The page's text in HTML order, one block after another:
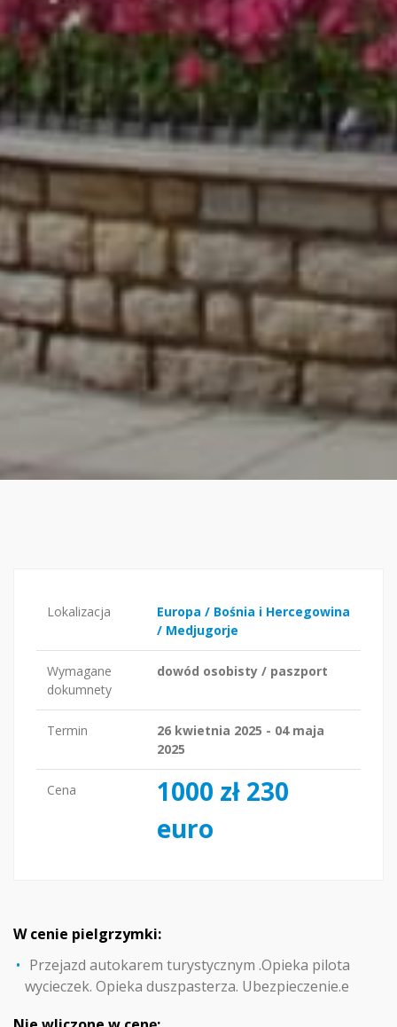
Lokalizacja
Europa / Bośnia i Hercegowina
/ Medjugorje
Wymagane
dokumnety
dowód osobisty / paszport
Termin
26 kwietnia 2025 - 04 maja
2025
Cena
1000 zł 230
euro
W cenie pielgrzymki:
Przejazd autokarem turystycznym .Opieka pilota
wycieczek. Opieka duszpasterza. Ubezpieczenie.e